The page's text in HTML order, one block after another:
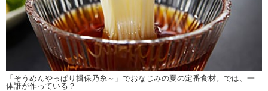
「そうめんやっぱり揖保乃糸～」でおなじみの夏の定番食材。では、一
体誰が作っている？